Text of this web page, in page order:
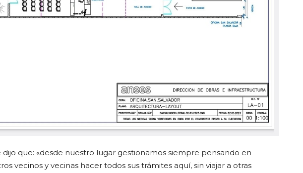
dijo que: «desde nuestro lugar gestionamos siempre pensando en
vecinos y vecinas hacer todos sus trámites aquí, sin viajar a otras